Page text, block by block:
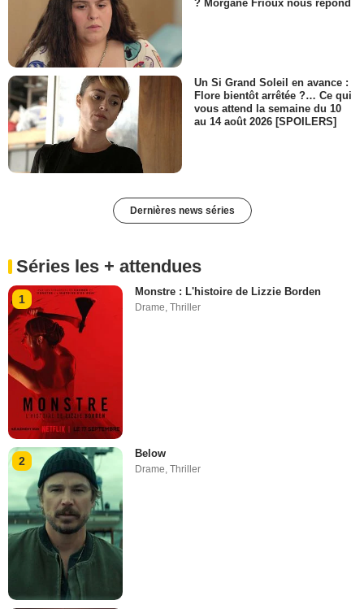
? Morgane Frioux nous répond
Un Si Grand Soleil en avance :
Flore bientôt arrêtée ?… Ce qui
vous attend la semaine du 10
au 14 août 2026 [SPOILERS]
Dernières news séries
Séries les + attendues
1
Monstre : L'histoire de Lizzie Borden
Drame,Thriller
2
Below
Drame ,Thriller